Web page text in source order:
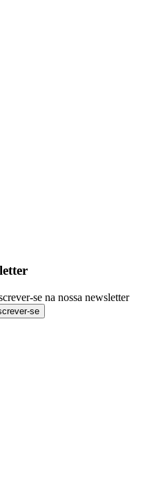
se na nossa newsletter
se